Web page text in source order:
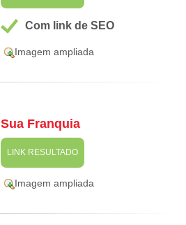
Com link de SEO
Imagem ampliada
Sua Franquia
LINK RESULTADO
Imagem ampliada